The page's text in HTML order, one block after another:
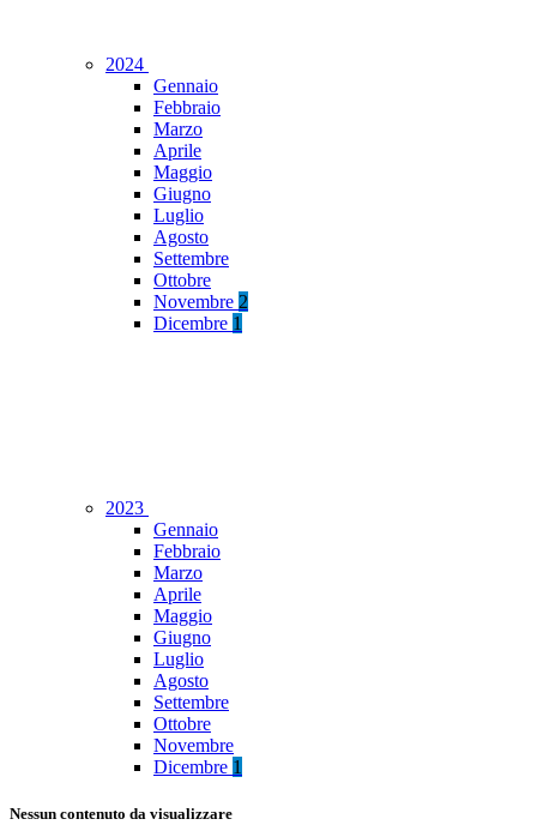
2024
Gennaio
Febbraio
Marzo
Aprile
Maggio
Giugno
Luglio
Agosto
Settembre
Ottobre
Novembre 2
Dicembre 1
2023
Gennaio
Febbraio
Marzo
Aprile
Maggio
Giugno
Luglio
Agosto
Settembre
Ottobre
Novembre
Dicembre 1
Nessun contenuto da visualizzare